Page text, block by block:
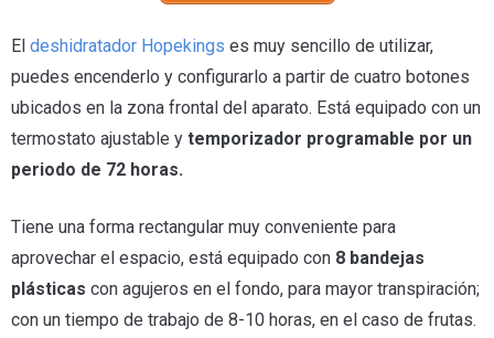
El deshidratador Hopekings es muy sencillo de utilizar,
puedes encenderlo y configurarlo a partir de cuatro botones
ubicados en la zona frontal del aparato. Está equipado con un
termostato ajustable y temporizador programable por un
periodo de 72 horas.
Tiene una forma rectangular muy conveniente para
aprovechar el espacio, está equipado con 8 bandejas
plásticas con agujeros en el fondo, para mayor transpiración;
con un tiempo de trabajo de 8-10 horas, en el caso de frutas.